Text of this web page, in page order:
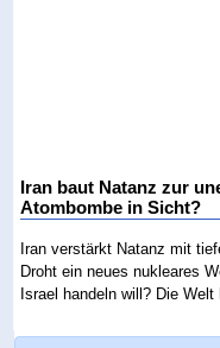
Iran baut Natanz zur
Atombombe in Sicht?
Iran verstärkt Natanz mit
Droht ein neues nukleares
Israel handeln will? Die